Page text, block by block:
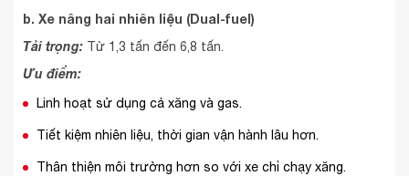
b. Xe nâng hai nhiên liệu (Dual-fuel)
Tải trọng: Từ 1,3 tấn đến 6,8 tấn.
Ưu điểm:
Linh hoạt sử dụng cả xăng và gas.
Tiết kiệm nhiên liệu, thời gian vận hành lâu hơn.
Thân thiện môi trường hơn so với xe chỉ chạy xăng.